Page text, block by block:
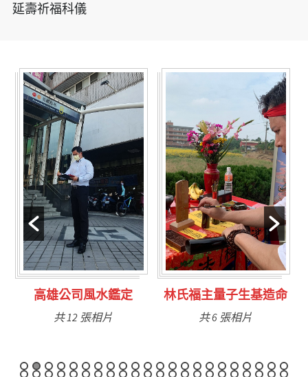
延壽祈福科儀
林氏福主量子生基造命
共 6 張相片
台南永康風水鑑定
共 9 張相片